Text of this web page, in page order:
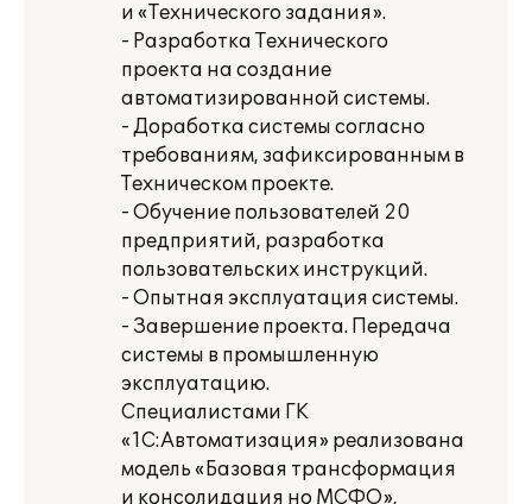
и «Технического задания».
- Разработка Технического
проекта на создание
автоматизированной системы.
- Доработка системы согласно
требованиям, зафиксированным в
Техническом проекте.
- Обучение пользователей 20
предприятий, разработка
пользовательских инструкций.
- Опытная эксплуатация системы.
- Завершение проекта. Передача
системы в промышленную
эксплуатацию.
Специалистами ГК
«1С:Автоматизация» реализована
модель «Базовая трансформация
и консолидация но МСФО»,